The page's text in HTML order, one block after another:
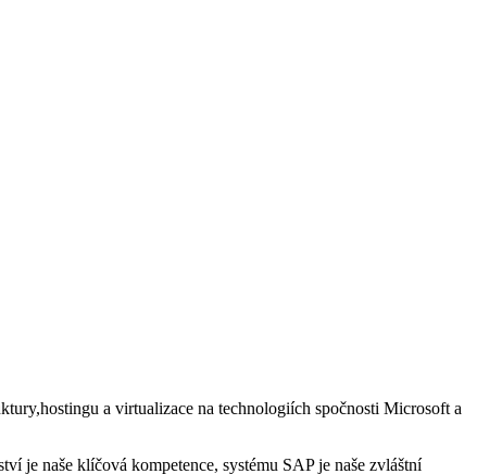
a virtualizace na technologiích spočnosti Microsoft a
je naše klíčová kompetence, systému SAP je naše zvláštní